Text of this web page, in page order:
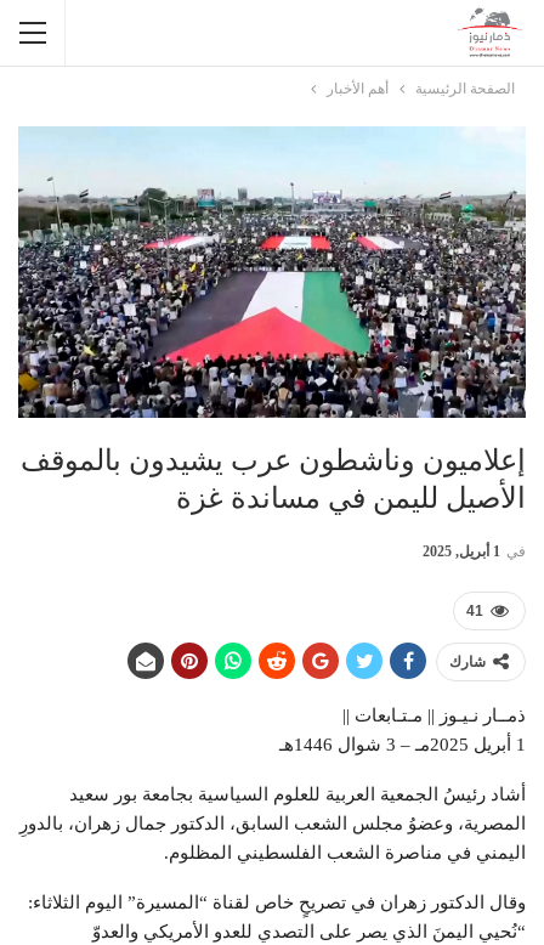
الصفحة الرئيسية أهم الأخبار
إعلاميون وناشطون عرب يشيدون بالموقف
الأصيل لليمن في مساندة غزة
في 1 أبريل, 2025
41
شارك
ذمــار نـيـوز || مـتـابعات ||
1 أبريل 2025مـ – 3 شوال 1446هـ
أشاد رئيسُ الجمعية العربية للعلوم السياسية بجامعة بور سعيد
المصرية، وعضوُ مجلس الشعب السابق، الدكتور جمال زهران، بالدورِ
اليمني في مناصرة الشعب الفلسطيني المظلوم.
وقال الدكتور زهران في تصريحٍ خاص لقناة “المسيرة” اليوم الثلاثاء:
“نُحيي اليمنَ الذي يصر على التصدي للعدو الأمريكي والعدوّ